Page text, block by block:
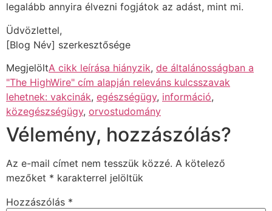
legalább annyira élvezni fogjátok az adást, mint mi.
Üdvözlettel,
[Blog Név] szerkesztősége
MegjelöltA cikk leírása hiányzik, de általánosságban a
"The HighWire" cím alapján releváns kulcsszavak
lehetnek: vakcinák, egészségügy, információ,
közegészségügy, orvostudomány
Vélemény, hozzászólás?
Az e-mail címet nem tesszük közzé. A kötelező
mezőket * karakterrel jelöltük
Hozzászólás *